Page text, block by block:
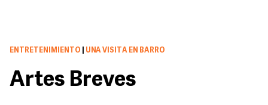
ENTRETENIMIENTO UNA VISITA EN BARRO
Artes Breves